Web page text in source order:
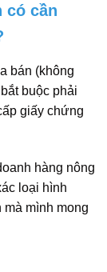
có cần
bán (không
buộc phải
giấy chứng
hàng nông
loại hình
mình mong